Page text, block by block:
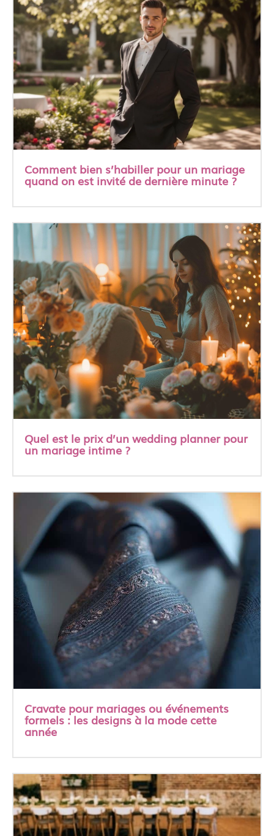
Comment bien s’habiller pour un mariage
quand on est invité de dernière minute ?
Quel est le prix d’un wedding planner pour
un mariage intime ?
Cravate pour mariages ou événements
formels : les designs à la mode cette
année